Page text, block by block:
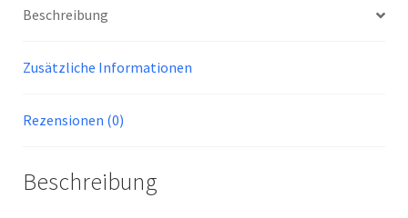
Beschreibung
Zusätzliche Informationen
Rezensionen (0)
Beschreibung